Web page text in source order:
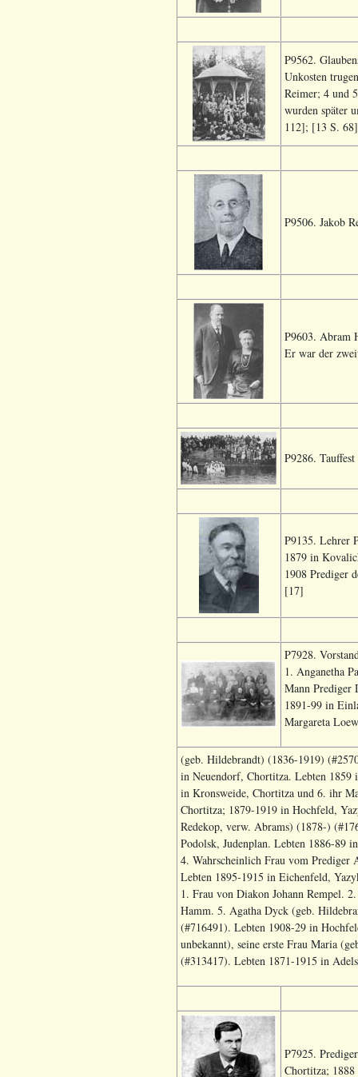
P9562.
Unkosten
Reimer; 4 und
wurden später
112]; [13 S. 68]
P9506. Jakob
P9603. Abram
Er war der
P9286.
P9135. Lehrer
1879 in
1908 Prediger
[17]
P7928.
1. Anganetha
Mann Prediger
1891-99 in
Margareta
(geb. Hildebrandt) (1836-1919)
in Neuendorf, Chortitza. Lebten 1859
in Kronsweide, Chortitza und 6. ihr
Chortitza; 1879-1919 in Hochfeld,
Redekop, verw. Abrams) (1878-)
Podolsk, Judenplan. Lebten 1886-89
4. Wahrscheinlich Frau vom Prediger
Lebten 1895-1915 in Eichenfeld,
1. Frau von Diakon Johann Rempel.
Hamm. 5. Agatha Dyck (geb.
(#716491). Lebten 1908-29 in
unbekannt), seine erste Frau Maria
(#313417). Lebten 1871-1915 in
P7925.
Chortitza;